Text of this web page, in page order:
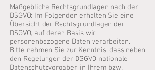
Maßgebliche Rechtsgrundlagen nach der
DSGVO: Im Folgenden erhalten Sie eine
Übersicht der Rechtsgrundlagen der
DSGVO, auf deren Basis wir
personenbezogene Daten verarbeiten.
Bitte nehmen Sie zur Kenntnis, dass neben
den Regelungen der DSGVO nationale
Datenschutzvorgaben in Ihrem bzw.